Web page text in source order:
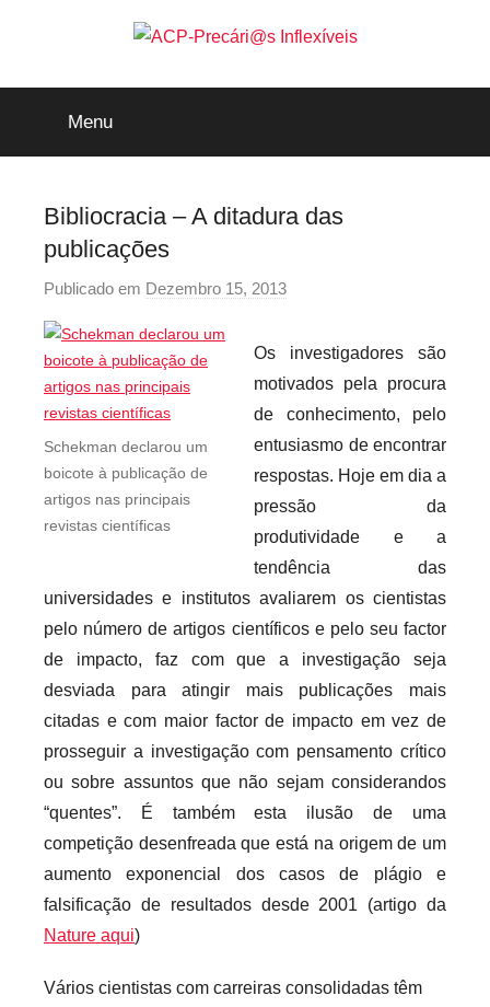
ACP-
Precári@s
Inflexíveis
Menu
Bibliocracia – A ditadura das
publicações
Publicado em Dezembro 15, 2013
r
a
r
i
o
s
i
n
e
i
s
Schekman declarou um
boicote à publicação de
artigos nas principais
revistas científicas
Os investigadores são
motivados pela procura
de conhecimento, pelo
entusiasmo de encontrar
respostas. Hoje em dia a
pressão da
produtividade e a
tendência das
universidades e institutos avaliarem os cientistas
pelo número de artigos científicos e pelo seu factor
de impacto, faz com que a investigação seja
desviada para atingir mais publicações mais
citadas e com maior factor de impacto em vez de
prosseguir a investigação com pensamento crítico
ou sobre assuntos que não sejam considerandos
“quentes”. É também esta ilusão de uma
competição desenfreada que está na origem de um
aumento exponencial dos casos de plágio e
falsificação de resultados desde 2001 (artigo da
Nature aqui)
Vários cientistas com carreiras consolidadas têm